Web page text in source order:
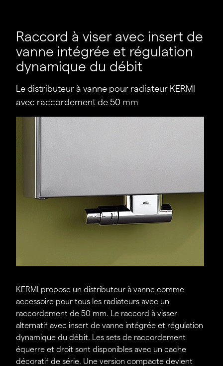
encombre, y compris pour les bâtiments
existants avec réseau de tubes inconnu.
Équilibrage hydraulique orienté vers la pratique.
la pression différentielle réduit les coûts.
nécessaire, ce qui réduit les coûts.
Raccord à viser avec insert de
vanne intégrée et régulation
dynamique du débit
Le distributeur à vanne pour radiateur KERMI
avec raccordement de 50 mm
KERMI propose un distributeur à vanne comme
accessoire pour tous les radiateurs avec un
raccordement de 50 mm. Le raccord à visser
alternatif avec insert de vanne intégrée et régulation
dynamique du débit. Les sets de raccordement
équerre et droit sont disponibles avec un cache
décoratif de série. Une version compacte devient